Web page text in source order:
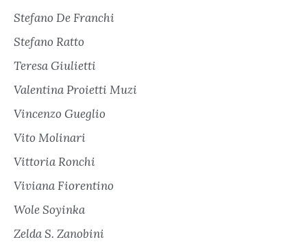
Stefano De Franchi
Stefano Ratto
Teresa Giulietti
Valentina Proietti Muzi
Vincenzo Gueglio
Vito Molinari
Vittoria Ronchi
Viviana Fiorentino
Wole Soyinka
Zelda S. Zanobini